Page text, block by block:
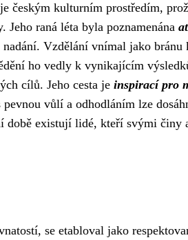
českým kulturním prostředím,
raná léta byla poznamenána
Vzdělání vnímal jako bránu
ho vedly k vynikajícím
cílů. Jeho cesta je inspirací pro
vůlí a odhodláním lze
době existují lidé, kteří svými činy
se etabloval jako